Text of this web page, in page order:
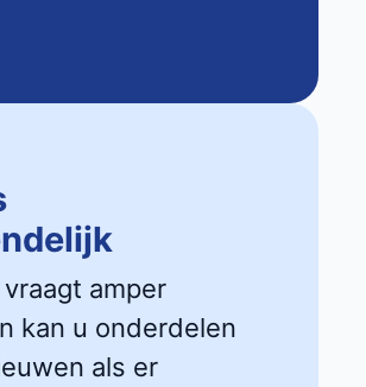
amper
kan u onderdelen
als er